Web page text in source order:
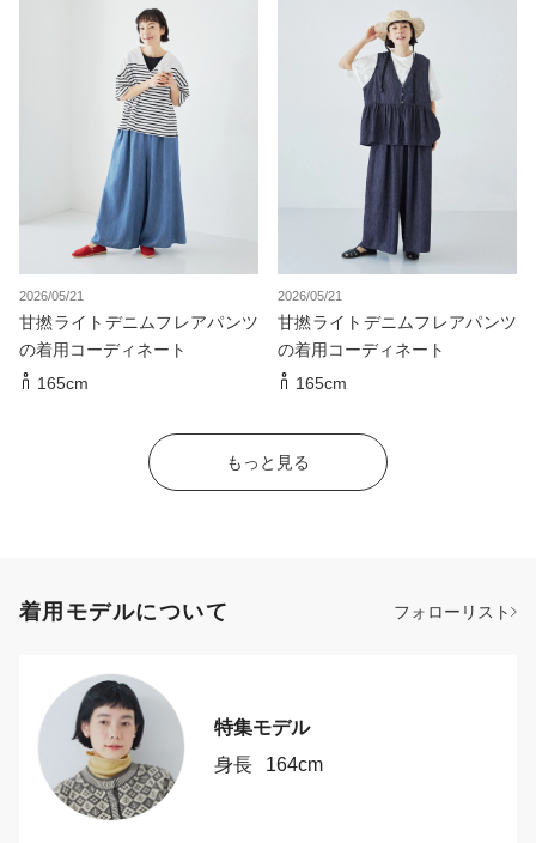
2026/05/21
甘撚ライトデニムフレアパンツ
の着用コーディネート
165cm
2026/05/21
甘撚ライトデニムフレアパンツ
の着用コーディネート
165cm
もっと見る
着用モデルについて フォローリスト
特集モデル
身長
164cm